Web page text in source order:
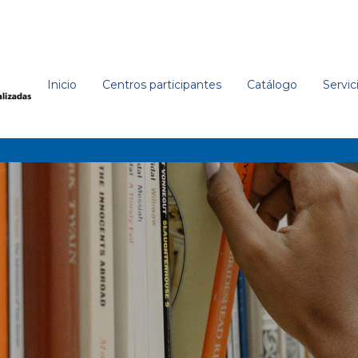
Inicio Centros participantes Catálogo